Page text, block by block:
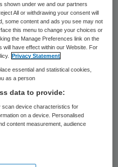
anders de
tien jaar geleden.
shown under we and our partners
All or withdrawing your consent will
some content and ads you see may not
this menu to change your choices or
the Manage Preferences link on the
will have effect within our Website. For
Privacy Statement
essential and statistical cookies,
as a person
data to provide:
scan device characteristics for
on a device. Personalised
content measurement, audience